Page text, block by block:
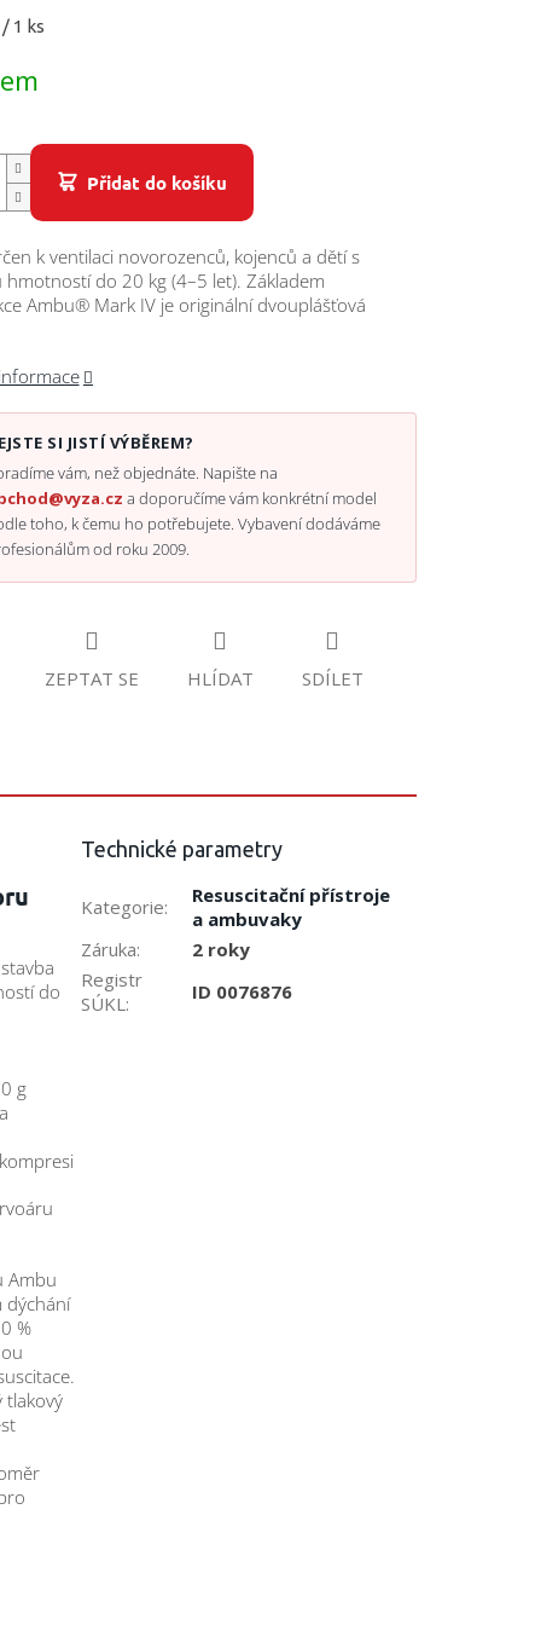
1 ks
Přidat do košíku
k ventilaci novorozenců, kojenců a dětí s
hmotností do 20 kg (4–5 let). Základem
Ambu® Mark IV je originální dvouplášťová
SI JISTÍ VÝBĚREM?
vám, než objednáte. Napište na
a doporučíme vám konkrétní model
toho, k čemu ho potřebujete. Vybavení dodáváme
od roku 2009.
ZEPTAT SE HLÍDAT SDÍLET
do
g
Ambu
dýchání
%
tlakový
Technické parametry
Kategorie:
Resuscitační přístroje
a ambuvaky
Záruka:
2 roky
Registr
SÚKL : ID 0076876